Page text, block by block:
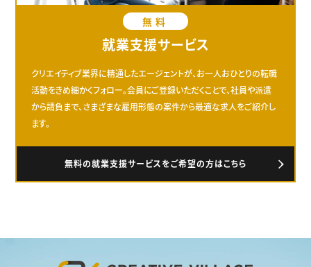
無料
就業支援サービス
クリエイティブ業界に精通したエージェントが、お一人おひとりの転職
活動をきめ細かくフォロー。会員にご登録いただくことで、社員や派遣
から請負まで、さまざまな雇用形態の案件から最適な求人をご紹介し
ます。
無料の就業支援サービスをご希望の方はこちら